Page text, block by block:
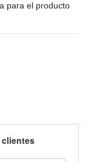
para el producto